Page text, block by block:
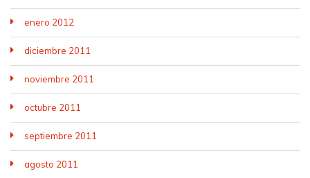
enero 2012
diciembre 2011
noviembre 2011
octubre 2011
septiembre 2011
agosto 2011